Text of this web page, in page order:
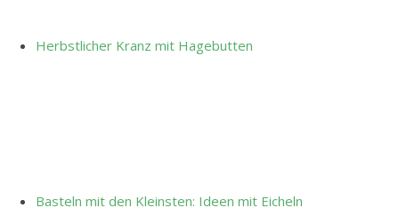
Herbstlicher Kranz mit Hagebutten
Basteln mit den Kleinsten: Ideen mit Eicheln